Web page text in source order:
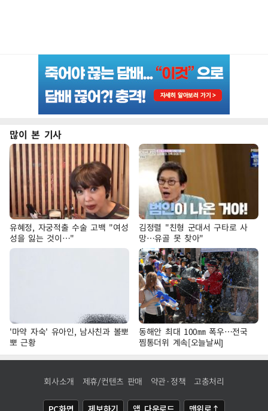
많이 본 기사
유혜정, 자궁적출 수술 고백 "여성
성을 잃는 것이…"
김정렬 "친형 군대서 구타로 사
망…유골 못 찾아"
'마약 자숙' 유아인, 남사친과 볼뽀
뽀 근황
동해안 최대 100㎜ 폭우…전국
찜통더위 계속[오늘날씨]
회사소개 제휴/컨텐츠 판매 약관·정책 고충처리